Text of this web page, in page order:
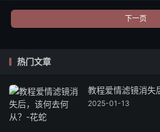
下一页
热门文章
教程爱情滤镜消失
2025-01-13